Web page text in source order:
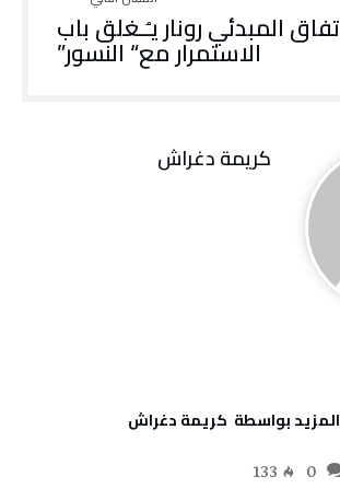
‬الاستمرار‭ ‬مع‭ “‬النسور‭”
كريمة‭ ‬دغراش
‫‫المزيد بواسطة‬ ‬ كريمة‭ ‬دغراش
133